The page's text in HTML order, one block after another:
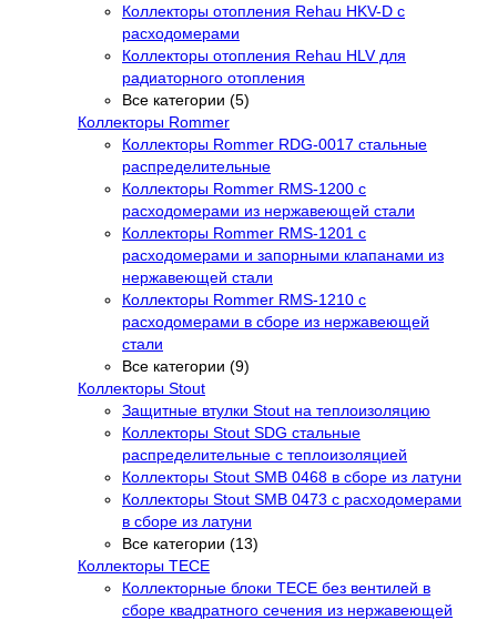
Коллекторы отопления Rehau HKV-D с
расходомерами
Коллекторы отопления Rehau HLV для
радиаторного отопления
Все категории (5)
Коллекторы Rommer
Коллекторы Rommer RDG-0017 стальные
распределительные
Коллекторы Rommer RMS-1200 с
расходомерами из нержавеющей стали
Коллекторы Rommer RMS-1201 с
расходомерами и запорными клапанами из
нержавеющей стали
Коллекторы Rommer RMS-1210 с
расходомерами в сборе из нержавеющей
стали
Все категории (9)
Коллекторы Stout
Защитные втулки Stout на теплоизоляцию
Коллекторы Stout SDG стальные
распределительные с теплоизоляцией
Коллекторы Stout SMB 0468 в сборе из латуни
Коллекторы Stout SMB 0473 с расходомерами
в сборе из латуни
Все категории (13)
Коллекторы TECE
Коллекторные блоки TECE без вентилей в
сборе квадратного сечения из нержавеющей